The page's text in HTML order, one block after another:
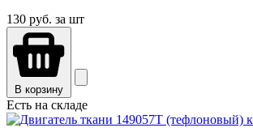
130 руб. за шт
В корзину
Есть на складе